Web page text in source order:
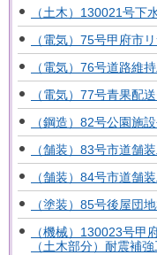
（土木）130021号下
（電気）75号甲府市
（電気）76号道路維
（電気）77号青果配
（鋼造）82号公園施
（舗装）83号市道舗
（舗装）84号市道舗
（塗装）85号後屋団
（機械）130023号甲
（土木部分）耐震補